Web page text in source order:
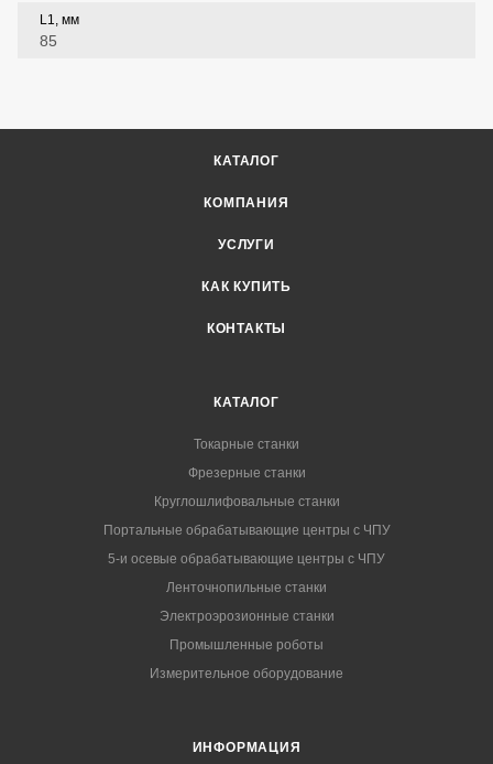
L1, мм
85
КАТАЛОГ
КОМПАНИЯ
УСЛУГИ
КАК КУПИТЬ
КОНТАКТЫ
КАТАЛОГ
Токарные станки
Фрезерные станки
Круглошлифовальные станки
Портальные обрабатывающие центры с ЧПУ
5-и осевые обрабатывающие центры с ЧПУ
Ленточнопильные станки
Электроэрозионные станки
Промышленные роботы
Измерительное оборудование
ИНФОРМАЦИЯ